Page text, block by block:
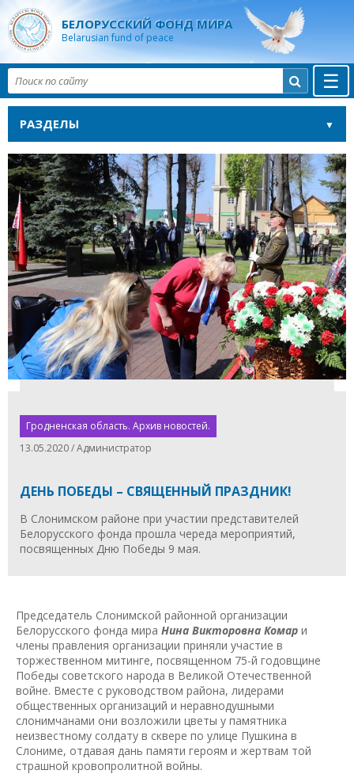
БЕЛОРУССКИЙ ФОНД МИРА
Belarusian fund of peace
☰

РАЗДЕЛЫ
Гродненская область. Архив новостей.
13.05.2020 / Администратор
ДЕНЬ ПОБЕДЫ – СВЯЩЕННЫЙ ПРАЗДНИК!
В Слонимском районе при участии представителей
Белорусского фонда прошла череда мероприятий,
посвященных Дню Победы 9 мая.
Председатель Слонимской районной организации
Белорусского фонда мира Нина Викторовна Комар и
члены правления организации приняли участие в
торжественном митинге, посвященном 75-й годовщине
Победы советского народа в Великой Отечественной
войне. Вместе с руководством района, лидерами
общественных организаций и неравнодушными
слонимчанами они возложили цветы у памятника
неизвестному солдату в сквере по улице Пушкина в
Слониме, отдавая дань памяти героям и жертвам той
страшной кровопролитной войны.